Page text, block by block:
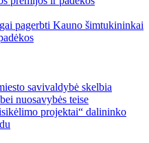
pagerbti Kauno šimtukininkai
savivaldybė skelbia
nuosavybės teise
projektai“ dalininko